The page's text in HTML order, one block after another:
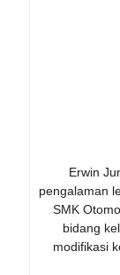
Erwin
pengalaman
SMK
bidang
modifikasi